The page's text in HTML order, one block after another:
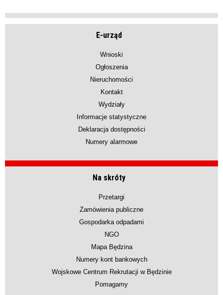
E-urząd
Wnioski
Ogłoszenia
Nieruchomości
Kontakt
Wydziały
Informacje statystyczne
Deklaracja dostępności
Numery alarmowe
Na skróty
Przetargi
Zamówienia publiczne
Gospodarka odpadami
NGO
Mapa Będzina
Numery kont bankowych
Wojskowe Centrum Rekrutacji w Będzinie
Pomagamy